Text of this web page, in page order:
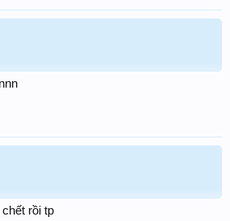
rồi tp